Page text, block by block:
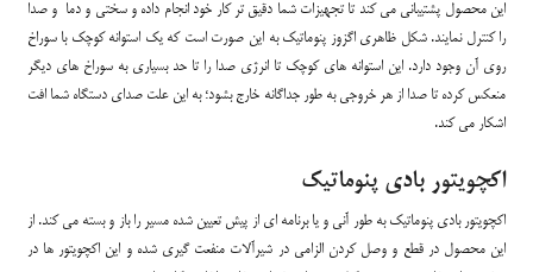
این محصول پشتیبانی می کند تا تجهیزات شما دقیق تر کار خود انجام داده و سختی و دما و صدا
را کنترل نمایند. شکل ظاهری اگزوز پنوماتیک به این صورت است که یک استوانه کوچک با سوراخ
روی آن وجود دارد. این استوانه های کوچک تا انرژی صدا را تا حد بسیاری به سوراخ های دیگر
منعکس کرده تا صدا از هر خروجی به طور جداگانه خارج بشود؛ به این علت صدای دستگاه شما افت
اشکار می کند.
اکچویتور بادی پنوماتیک
اکچویتور بادی پنوماتیک به طور آنی و یا برنامه ای از پیش تعیین شده مسیر را باز و بسته می کند. از
این محصول در قطع و وصل کردن الزامی در شیرآلات منفعت گیری شده و این اکچویتور ها در